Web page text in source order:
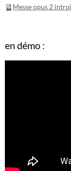
Messe opus 2
en démo :